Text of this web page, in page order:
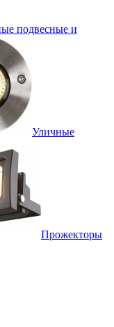
подвесные и
Уличные
Прожекторы